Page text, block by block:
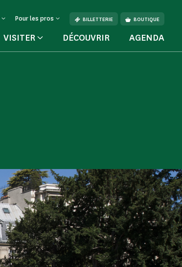
Pour les pros BILLETTERIE BOUTIQUE
VISITER DÉCOUVRIR AGENDA